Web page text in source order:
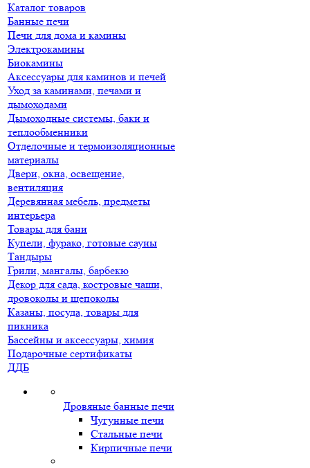
Каталог товаров
Банные печи
Печи для дома и камины
Электрокамины
Биокамины
Аксессуары для каминов и печей
Уход за каминами, печами и
дымоходами
Дымоходные системы, баки и
теплообменники
Отделочные и термоизоляционные
материалы
Двери, окна, освещение,
вентиляция
Деревянная мебель, предметы
интерьера
Товары для бани
Купели, фурако, готовые сауны
Тандыры
Грили, мангалы, барбекю
Декор для сада, костровые чаши,
дровоколы и щепоколы
Казаны, посуда, товары для
пикника
Бассейны и аксессуары, химия
Подарочные сертификаты
ДДБ
Дровяные банные печи
Чугунные печи
Стальные печи
Кирпичные печи